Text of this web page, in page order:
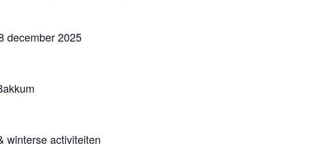
december 2025
winterse activiteiten